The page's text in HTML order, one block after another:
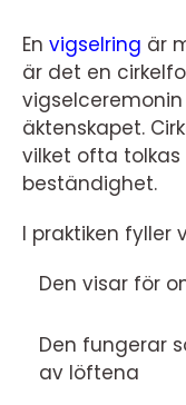
En vigselring är
är det en
äktenskapet.
vilket ofta
beständighet.
I praktiken fyller
Den visar för
Den fungerar
av löftena